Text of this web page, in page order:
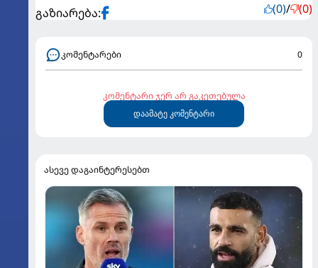
გაზიარება: (0)/ (0)
კომენტარები 0
კომენტარი ჯერ არ გაკეთებულა
დაამატე კომენტარი
ასევე დაგაინტერესებთ